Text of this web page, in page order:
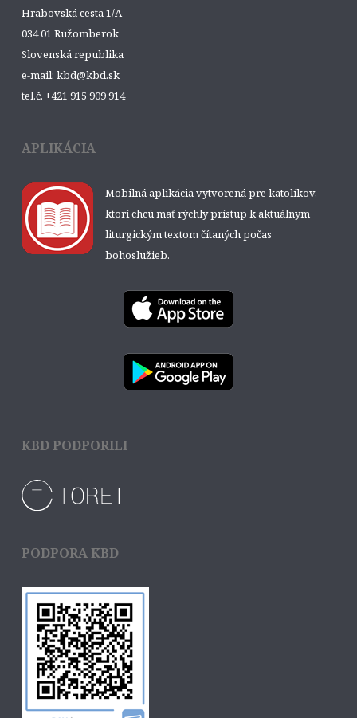
Hrabovská cesta 1/A
034 01 Ružomberok
Slovenská republika
e-mail: kbd@kbd.sk
tel.č. +421 915 909 914
APLIKÁCIA
Mobilná aplikácia vytvorená pre katolíkov,
ktorí chcú mať rýchly prístup k aktuálnym
liturgickým textom čítaných počas
bohoslužieb.
KBD PODPORILI
PODPORA KBD